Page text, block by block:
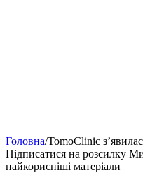
Головна/TomoClinic
Підписатися на розсилку
найкорисніші матеріали